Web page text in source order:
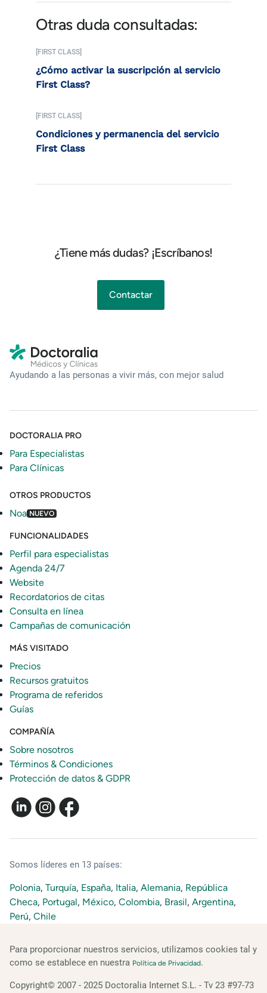
Otras duda consultadas:
[FIRST CLASS]
¿Cómo activar la suscripción al servicio
First Class?
[FIRST CLASS]
Condiciones y permanencia del servicio
First Class
¿Tiene más dudas? ¡Escríbanos!
Contactar
Ayudando a las personas a vivir más, con mejor salud
DOCTORALIA PRO
Para Especialistas
Para Clínicas
OTROS PRODUCTOS
Noa NUEVO
FUNCIONALIDADES
Perfil para especialistas
Agenda 24/7
Website
Recordatorios de citas
Consulta en línea
Campañas de comunicación
MÁS VISITADO
Precios
Recursos gratuitos
Programa de referidos
Guías
COMPAÑÍA
Sobre nosotros
Términos & Condiciones
Protección de datos & GDPR
Somos líderes en 13 países:
Polonia, Turquía, España, Italia, Alemania, República
Checa, Portugal, México, Colombia, Brasil, Argentina,
Perú, Chile
Para proporcionar nuestros servicios, utilizamos cookies tal y
como se establece en nuestra Política de Privacidad.
Copyright© 2007 - 2025 Doctoralia Internet S.L. - Tv 23 #97-73